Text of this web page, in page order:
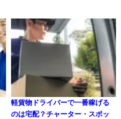
軽貨物ドライバーで一番稼げる
のは宅配？チャーター・スポッ